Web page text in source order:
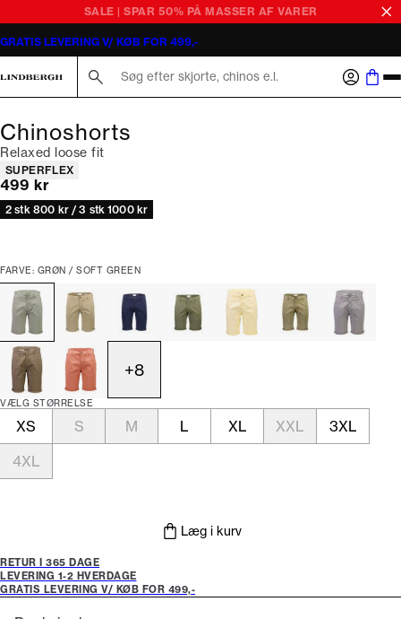
SALE | SPAR 50% PÅ MASSER AF VARER
GRATIS LEVERING V/ KØB FOR 499,-
Chinoshorts
Relaxed loose fit
Produkt egenskaber
SUPERFLEX
I alt (inkl. rabat)
499 kr
2 stk 800 kr / 3 stk 1000 kr
FARVE: GRØN / SOFT GREEN
+8
VÆLG STØRRELSE
XS S M L XL XXL
3XL
4XL
Læg i kurv
RETUR I 365 DAGE
LEVERING 1-2 HVERDAGE
GRATIS LEVERING V/ KØB FOR 499,-